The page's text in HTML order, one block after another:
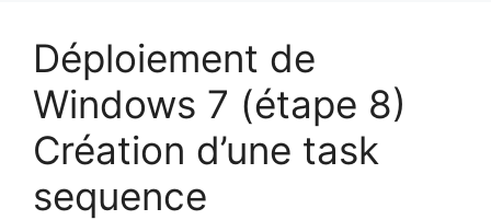
Déploiement de
Windows 7 (étape 8)
Création d’une task
sequence